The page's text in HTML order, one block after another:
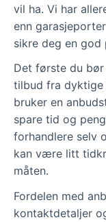
vil ha. Vi har
enn
sikre deg en god
Det første du
tilbud fra dyktige
bruker en
spare tid og
forhandlere selv
kan være litt
måten.
Fordelen med
kontaktdetaljer